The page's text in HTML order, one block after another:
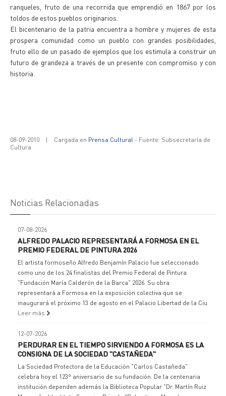
ranqueles, fruto de una recorrida que emprendió en 1867 por los
toldos de estos pueblos originarios.
El bicentenario de la patria encuentra a hombre y mujeres de esta
prospera comunidad como un pueblo con grandes posibilidades,
fruto ello de un pasado de ejemplos que los estimula a construir un
futuro de grandeza a través de un presente con compromiso y con
historia.
08-09-2010 | Cargada en Prensa Cultural - Fuente: Subsecretaría de
Cultura
Noticias Relacionadas
07-08-2026
ALFREDO PALACIO REPRESENTARÁ A FORMOSA EN EL
PREMIO FEDERAL DE PINTURA 2026
El artista formoseño Alfredo Benjamín Palacio fue seleccionado
como uno de los 24 finalistas del Premio Federal de Pintura
"Fundación María Calderón de la Barca" 2026. Su obra
representará a Formosa en la exposición colectiva que se
inaugurará el próximo 13 de agosto en el Palacio Libertad de la Ciu
Leer más
12-07-2026
PERDURAR EN EL TIEMPO SIRVIENDO A FORMOSA ES LA
CONSIGNA DE LA SOCIEDAD "CASTAÑEDA"
La Sociedad Protectora de la Educación "Carlos Castañeda"
celebra hoy el 123º aniversario de su fundación. De la centenaria
institución dependen además la Biblioteca Popular "Dr. Martín Ruiz